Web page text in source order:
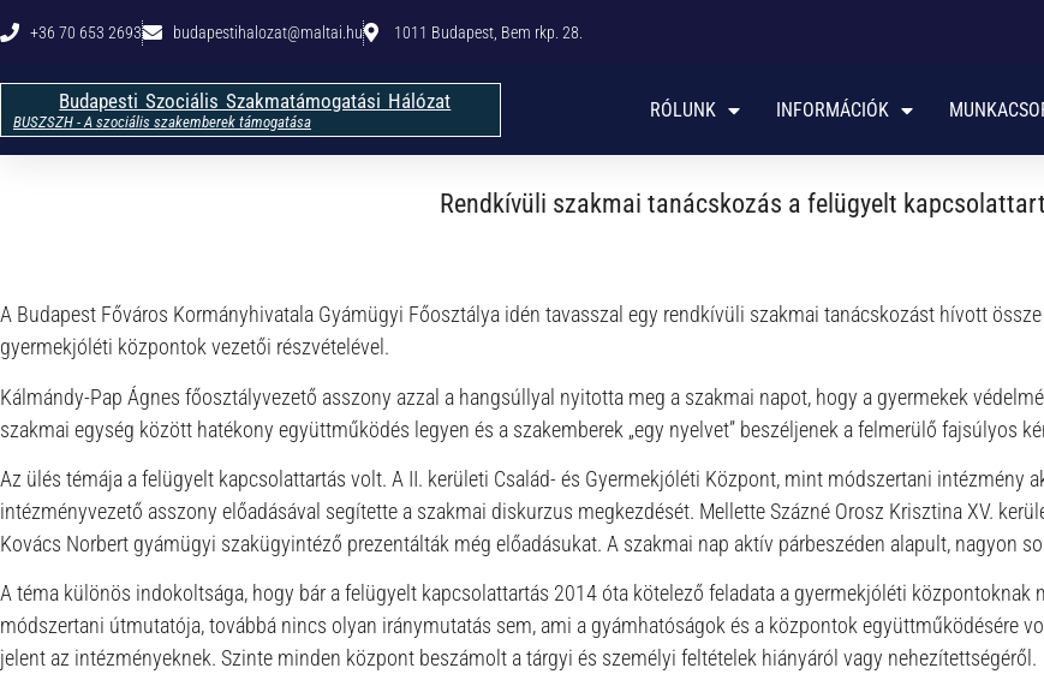
+36 70 653 2693 budapestihalozat@maltai.hu​ 1011 Budapest, Bem rkp. 28. ​
Budapesti Szociális Szakmatámogatási Hálózat
BUSZSZH - A szociális szakemberek támogatása
RÓLUNK INFORMÁCIÓK
Rendkívüli szakmai tanácskozás a felügyelt
A Budapest Főváros Kormányhivatala Gyámügyi Főosztálya idén tavasszal egy rendkívüli szakmai tanácskozást hívott
gyermekjóléti központok vezetői részvételével.
Kálmándy-Pap Ágnes főosztályvezető asszony azzal a hangsúllyal nyitotta meg a szakmai napot, hogy a gyermekek
szakmai egység között hatékony együttműködés legyen és a szakemberek „egy nyelvet” beszéljenek a felmerülő fajsúlyos
Az ülés témája a felügyelt kapcsolattartás volt. A II. kerületi Család- és Gyermekjóléti Központ, mint módszertani intézmény
intézményvezető asszony előadásával segítette a szakmai diskurzus megkezdését. Mellette Százné Orosz Krisztina XV.
Kovács Norbert gyámügyi szakügyintéző prezentálták még előadásukat. A szakmai nap aktív párbeszéden alapult, nagyon
A téma különös indokoltsága, hogy bár a felügyelt kapcsolattartás 2014 óta kötelező feladata a gyermekjóléti
módszertani útmutatója, továbbá nincs olyan iránymutatás sem, ami a gyámhatóságok és a központok együttműködésére
jelent az intézményeknek. Szinte minden központ beszámolt a tárgyi és személyi feltételek hiányáról vagy nehezítettségéről.